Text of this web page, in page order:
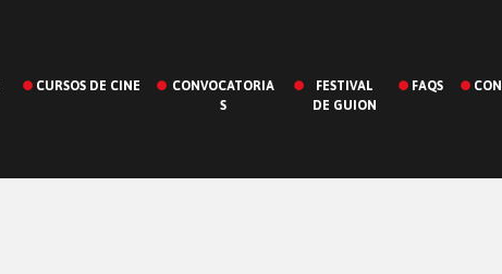
CURSOS DE CINE
CONVOCATORIA
S
FESTIVAL
DE GUION
FAQS